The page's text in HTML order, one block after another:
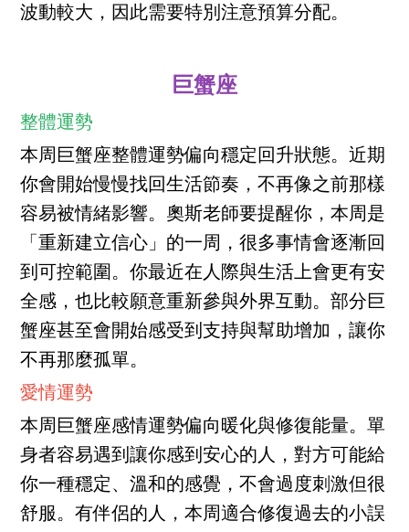
波動較大，因此需要特別注意預算分配。
巨蟹座
整體運勢
本周巨蟹座整體運勢偏向穩定回升狀態。近期
你會開始慢慢找回生活節奏，不再像之前那樣
容易被情緒影響。奧斯老師要提醒你，本周是
「重新建立信心」的一周，很多事情會逐漸回
到可控範圍。你最近在人際與生活上會更有安
全感，也比較願意重新參與外界互動。部分巨
蟹座甚至會開始感受到支持與幫助增加，讓你
不再那麼孤單。
愛情運勢
本周巨蟹座感情運勢偏向暖化與修復能量。單
身者容易遇到讓你感到安心的人，對方可能給
你一種穩定、溫和的感覺，不會過度刺激但很
舒服。有伴侶的人，本周適合修復過去的小誤